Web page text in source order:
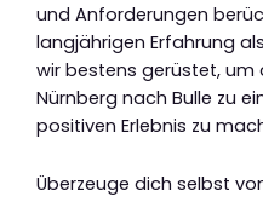
und Anforderungen
langjährigen Erfahrung
wir bestens gerüstet, um
Nürnberg nach Bulle zu
positiven Erlebnis zu
Überzeuge dich selbst